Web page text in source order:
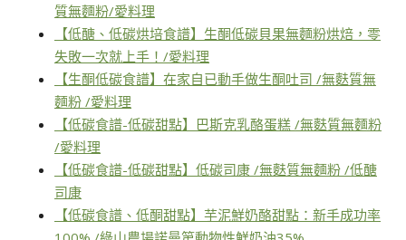
質無麵粉/愛料理
【低醣、低碳烘培食譜】生酮低碳貝果無麵粉烘焙，零
失敗一次就上手！/愛料理
【生酮低碳食譜】在家自已動手做生酮吐司 /無麩質無
麵粉 /愛料理
【低碳食譜-低碳甜點】巴斯克乳酪蛋糕 /無麩質無麵粉
/愛料理
【低碳食譜-低碳甜點】低碳司康 /無麩質無麵粉 /低醣
司康
【低碳食譜、低酮甜點】芋泥鮮奶酪甜點：新手成功率